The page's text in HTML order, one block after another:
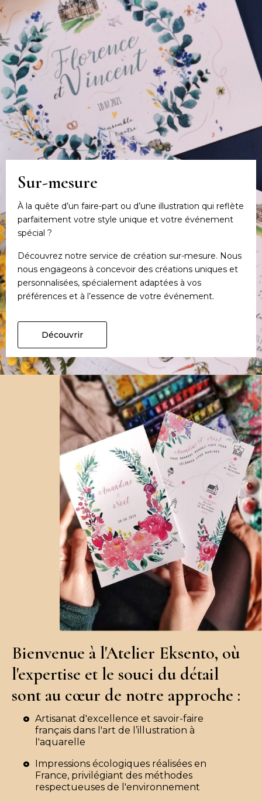
Sur-mesure
À la quête d’un faire-part ou d’une illustration qui reflète
parfaitement votre style unique et votre événement
spécial ?
Découvrez notre service de création sur-mesure. Nous
nous engageons à concevoir des créations uniques et
personnalisées, spécialement adaptées à vos
préférences et à l’essence de votre événement.
Découvrir
Bienvenue à l'Atelier Eksento, où
l'expertise et le souci du détail
sont au cœur de notre approche :
Artisanat d'excellence et savoir-faire
français dans l'art de l’illustration à
l'aquarelle
Impressions écologiques réalisées en
France, privilégiant des méthodes
respectueuses de l'environnement